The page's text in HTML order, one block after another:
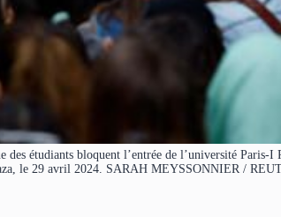
étudiants bloquent l’entrée de l’université Paris-I
le 29 avril 2024. SARAH MEYSSONNIER /